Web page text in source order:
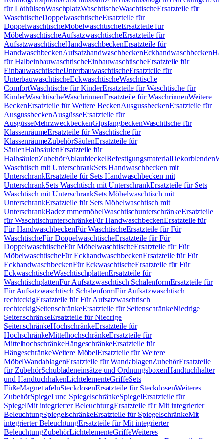
für LöthülsenWaschplatzWaschtischeWaschtischeErsatzteile für
WaschtischeDoppelwaschtischeErsatzteile für
DoppelwaschtischeMöbelwaschtischeErsatzteile für
MöbelwaschtischeAufsatzwaschtischeErsatzteile für
AufsatzwaschtischeHandwaschbeckenErsatzteile für
HandwaschbeckenAufsatzhandwaschbeckenEckhandwaschbecken
für HalbeinbauwaschtischeEinbauwaschtischeErsatzteile für
EinbauwaschtischeUnterbauwaschtischeErsatzteile für
UnterbauwaschtischeEckwaschtischeWaschtische
ComfortWaschtische für KinderErsatzteile für Waschtische für
KinderWaschtischeWaschrinnenErsatzteile für WaschrinnenWeitere
BeckenErsatzteile für Weitere BeckenAusgussbeckenErsatzteile für
AusgussbeckenAusgüsseErsatzteile für
AusgüsseMehrzweckbeckenGipsfangbeckenWaschtische für
KlassenräumeErsatzteile für Waschtische für
KlassenräumeZubehörSäulenErsatzteile für
SäulenHalbsäulenErsatzteile für
HalbsäulenZubehörAblaufdeckelBefestigungsmaterialDekorblenden
Waschtisch mit UnterschrankSets Handwaschbecken mit
UnterschrankErsatzteile für Sets Handwaschbecken mit
UnterschrankSets Waschtisch mit UnterschrankErsatzteile für Sets
Waschtisch mit UnterschrankSets Möbelwaschtisch mit
UnterschrankErsatzteile für Sets Möbelwaschtisch mit
UnterschrankBadezimmermöbelWaschtischunterschränkeErsatzteile
für WaschtischunterschränkeFür HandwaschbeckenErsatzteile für
Für HandwaschbeckenFür WaschtischeErsatzteile für Für
WaschtischeFür DoppelwaschtischeErsatzteile für Für
DoppelwaschtischeFür MöbelwaschtischeErsatzteile für Für
MöbelwaschtischeFür EckhandwaschbeckenErsatzteile für Für
EckhandwaschbeckenFür EckwaschtischeErsatzteile für Für
EckwaschtischeWaschtischplattenErsatzteile für
WaschtischplattenFür Aufsatzwaschtisch SchalenformErsatzteile für
Für Aufsatzwaschtisch SchalenformFür Aufsatzwaschtisch
rechteckigErsatzteile für Für Aufsatzwaschtisch
rechteckigSeitenschränkeErsatzteile für SeitenschränkeNiedrige
SeitenschränkeErsatzteile für Niedrige
SeitenschränkeHochschränkeErsatzteile für
HochschränkeMittelhochschränkeErsatzteile für
MittelhochschränkeHängeschränkeErsatzteile für
HängeschränkeWeitere MöbelErsatzteile für Weitere
MöbelWandablagenErsatzteile für WandablagenZubehörErsatzteile
für ZubehörSchubladeneinsätze und OrdnungsboxenHandtuchhalter
und HandtuchhakenLichtelementeGriffeSets
FüßeMagnettafelnSteckdosenErsatzteile für SteckdosenWeiteres
ZubehörSpiegel und SpiegelschränkeSpiegelErsatzteile für
SpiegelMit integrierter BeleuchtungErsatzteile für Mit integrierter
BeleuchtungSpiegelschränkeErsatzteile für SpiegelschränkeMit
integrierter BeleuchtungErsatzteile für Mit integrierter
BeleuchtungZubehörLichtelementeGriffeWeiteres